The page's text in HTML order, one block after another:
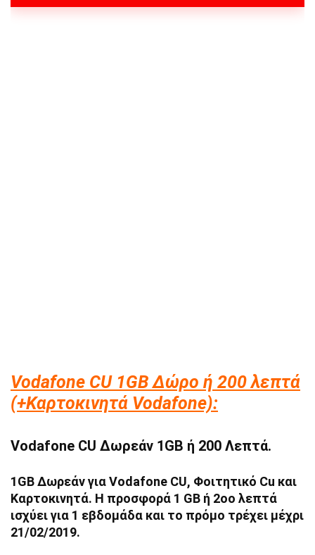
Vodafone CU 1GB Δώρο ή 200 λεπτά
(+Καρτοκινητά Vodafone):
Vodafone CU Δωρεάν 1GB ή 200 Λεπτά.
1GB Δωρεάν για Vodafone CU, Φοιτητικό Cu και
Καρτοκινητά. Η προσφορά 1 GB ή 2oo λεπτά
ισχύει για 1 εβδομάδα και το πρόμο τρέχει μέχρι
21/02/2019.